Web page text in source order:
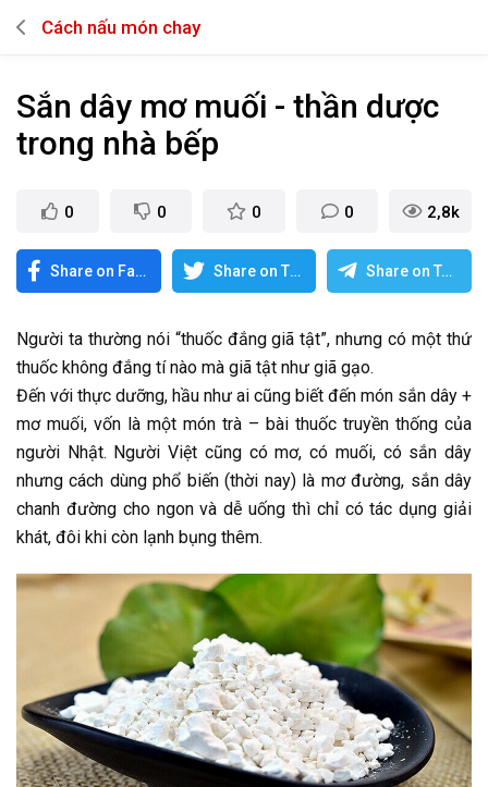
Cách nấu món chay
Sắn dây mơ muối - thần dược
trong nhà bếp
0 0 0 0 2,8k
Share on Facebook Share on Twitter Share on Telegram
Người ta thường nói “thuốc đắng giã tật”, nhưng có một thứ
thuốc không đắng tí nào mà giã tật như giã gạo.
Đến với thực dưỡng, hầu như ai cũng biết đến món sắn dây +
mơ muối, vốn là một món trà – bài thuốc truyền thống của
người Nhật. Người Việt cũng có mơ, có muối, có sắn dây
nhưng cách dùng phổ biến (thời nay) là mơ đường, sắn dây
chanh đường cho ngon và dễ uống thì chỉ có tác dụng giải
khát, đôi khi còn lạnh bụng thêm.